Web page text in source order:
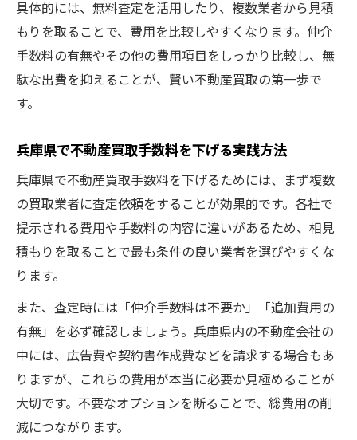
不動産買取手数料で注意すべき落とし穴
スムーズな不動産買取のための事前準備
手数料トラブルを避けるための確認事項
仲介手数料6万円の理由と知っておくべきこと
不動産買取で仲介手数料6万円の根拠を解説
手数料計算の仕組みと6万円の意味を理解
仲介手数料「3％＋6万円」はなぜ定められ
たか
兵庫県での仲介手数料の決まり方と上限解
説
現金化を安全に進めるためのポイント集
不動産買取手数料を抑えて現金化する方法
安全な不動産買取取引を実現するコツ
具体的には、無料査定を活用したり、複数業者から見積
もりを取ることで、費用を比較しやすくなります。仲介
手数料の有無やその他の費用項目をしっかり比較し、無
駄な出費を抑えることが、賢い不動産買取の第一歩で
す。
兵庫県で不動産買取手数料を下げる実践方法
兵庫県で不動産買取手数料を下げるためには、まず複数
の買取業者に査定依頼をすることが効果的です。各社で
提示される費用や手数料の内容に違いがあるため、相見
積もりを取ることで最も条件の良い業者を選びやすくな
ります。
また、査定時には「仲介手数料は不要か」「追加費用の
有無」を必ず確認しましょう。兵庫県内の不動産会社の
中には、広告費や契約書作成費などを請求する場合もあ
りますが、これらの費用が本当に必要か見極めることが
大切です。不要なオプションを断ることで、総費用の削
減につながります。